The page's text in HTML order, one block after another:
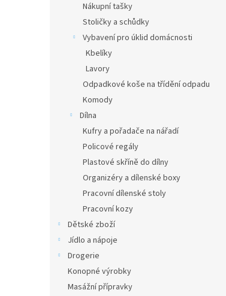
Nákupní tašky
Stoličky a schůdky
Vybavení pro úklid domácnosti
Kbelíky
Lavory
Odpadkové koše na třídění odpadu
Komody
Dílna
Kufry a pořadače na nářadí
Policové regály
Plastové skříně do dílny
Organizéry a dílenské boxy
Pracovní dílenské stoly
Pracovní kozy
Dětské zboží
Jídlo a nápoje
Drogerie
Konopné výrobky
Masážní přípravky